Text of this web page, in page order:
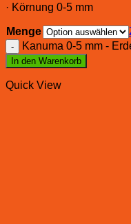
· Körnung 0-5 mm
Menge
Kanuma 0-5 mm -
In den Warenkorb
Quick View